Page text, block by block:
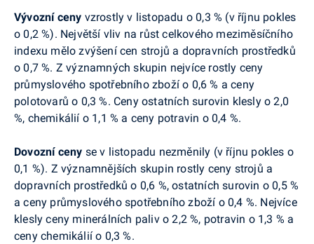
Vývozní ceny vzrostly v listopadu o 0,3 % (v říjnu pokles
o 0,2 %). Největší vliv na růst celkového meziměsíčního
indexu mělo zvýšení cen strojů a dopravních prostředků
o 0,7 %. Z významných skupin nejvíce rostly ceny
průmyslového spotřebního zboží o 0,6 % a ceny
polotovarů o 0,3 %. Ceny ostatních surovin klesly o 2,0
%, chemikálií o 1,1 % a ceny potravin o 0,4 %.
Dovozní ceny se v listopadu nezměnily (v říjnu pokles o
0,1 %). Z významnějších skupin rostly ceny strojů a
dopravních prostředků o 0,6 %, ostatních surovin o 0,5 %
a ceny průmyslového spotřebního zboží o 0,4 %. Nejvíce
klesly ceny minerálních paliv o 2,2 %, potravin o 1,3 % a
ceny chemikálií o 0,3 %.